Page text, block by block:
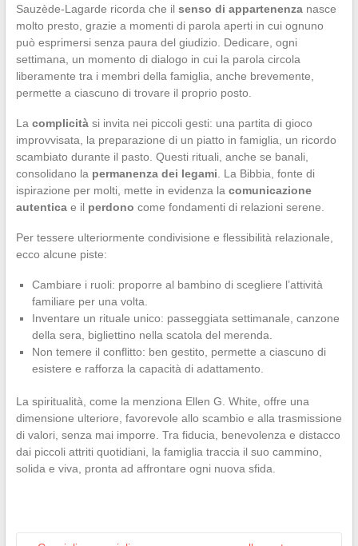
Sauzède-Lagarde ricorda che il senso di appartenenzanasce
molto presto, grazie a momenti di parola aperti in cui ognuno
può esprimersi senza paura del giudizio. Dedicare, ogni
settimana, un momento di dialogo in cui la parola circola
liberamente tra i membri della famiglia, anche brevemente,
permette a ciascuno di trovare il proprio posto.
La complicitàsi invita nei piccoli gesti: una partita di gioco
improvvisata, la preparazione di un piatto in famiglia, un ricordo
scambiato durante il pasto. Questi rituali, anche se banali,
consolidano la permanenza dei legami . La Bibbia, fonte di
ispirazione per molti, mette in evidenza la comunicazione
autenticae il perdono come fondamenti di relazioni serene.
Per tessere ulteriormente condivisione e flessibilità relazionale,
ecco alcune piste:
Cambiare i ruoli: proporre al bambino di scegliere l’attività
familiare per una volta.
Inventare un rituale unico: passeggiata settimanale, canzone
della sera, bigliettino nella scatola del merenda.
Non temere il conflitto: ben gestito, permette a ciascuno di
esistere e rafforza la capacità di adattamento.
La spiritualità, come la menziona Ellen G. White, offre una
dimensione ulteriore, favorevole allo scambio e alla trasmissione
di valori, senza mai imporre. Tra fiducia, benevolenza e distacco
dai piccoli attriti quotidiani, la famiglia traccia il suo cammino,
solida e viva, pronta ad affrontare ogni nuova sfida.